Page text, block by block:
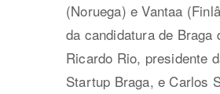
(Noruega) e Vantaa
da candidatura de
Ricardo Rio, presidente
Startup Braga, e Carlos